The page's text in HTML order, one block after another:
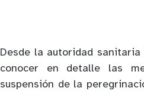
Desde la autoridad
conocer en detalle las
suspensión de la